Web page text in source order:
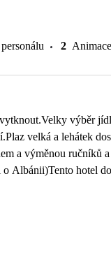
2 Animace
výběr
velká a lehátek
a výměnou ručníků
o Albánii)Tento